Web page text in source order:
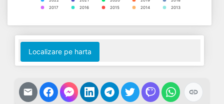
2017
2016 2015 2014 2013
End of interactive chart.
Localizare pe harta